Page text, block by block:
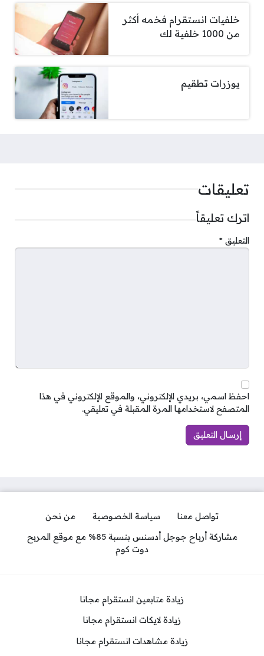
خلفيات انستقرام فخمه أكثر
من 1000 خلفية لك
يوزرات تطقيم
تعليقات
اترك تعليقاً
التعليق *
احفظ اسمي، بريدي الإلكتروني، والموقع الإلكتروني في هذا
المتصفح لاستخدامها المرة المقبلة في تعليقي.
تواصل معنا سياسة الخصوصية
من نحن
مشاركة أرباح جوجل أدسنس بنسبة 85% مع موقع المربح
دوت كوم
زيادة متابعين انستقرام مجانا
زيادة لايكات انستقرام مجانا
زيادة مشاهدات انستقرام مجانا